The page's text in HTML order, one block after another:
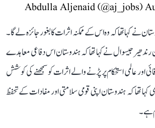
نے کہا تھا کہ وہ اس کے ممکنہ اثرات کا بغور جائزہ لے گا۔
جیسوال نے کہا تھا کہ ہندوستان اس دفاعی معاہدے
اور عالمی استحکام پر پڑنے والے اثرات کو سمجھنے کی کوشش
تھا کہ ہندوستان اپنی قومی سلامتی اور مفادات کے تحفظ
ہے۔